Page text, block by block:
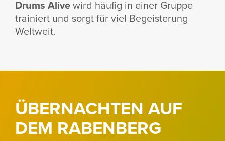
Drums Alivewird häufig in einer Gruppe
trai­niert und sorgt für viel Begeis­te­rung
Welt­weit.
ÜBERNACHTEN AUF
DEM RABEN­BERG